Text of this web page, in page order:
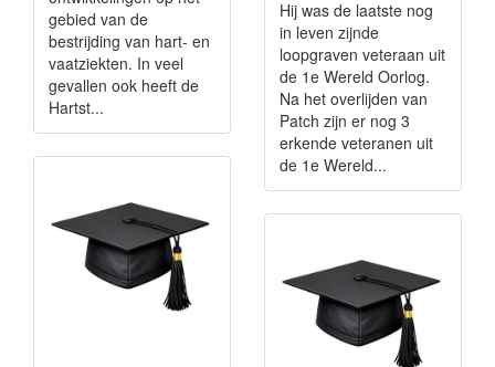
gebied van de
bestrijding van hart- en
vaatziekten. In veel
gevallen ook heeft de
Hartst...
Hij was de laatste nog
in leven zijnde
loopgraven veteraan uit
de 1e Wereld Oorlog.
Na het overlijden van
Patch zijn er nog 3
erkende veteranen uit
de 1e Wereld...